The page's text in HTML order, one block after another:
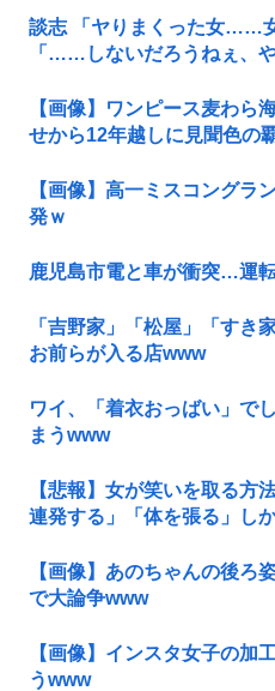
談志 「ヤりまくった女……
「……しないだろうねぇ、や
【画像】ワンピース麦わら
せから12年越しに見聞色の
【画像】高一ミスコングラ
発ｗ
鹿児島市電と車が衝突…運
「吉野家」「松屋」「す
お前らが入る店www
ワイ、「着衣おっばい」で
まうwww
【悲報】女が笑いを取る方
連発する」「体を張る」し
【画像】あのちゃんの後ろ
で大論争www
【画像】インスタ女子の加
うwww